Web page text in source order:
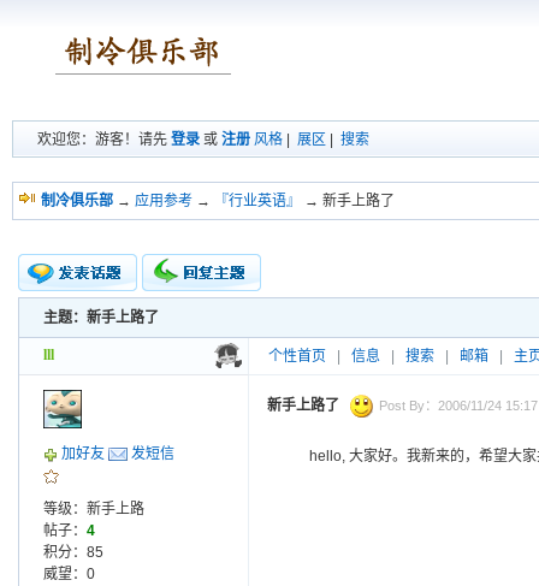
欢迎您：游客！请先 登录 或 注册 风格 展区 搜索
制冷俱乐部 → 应用参考 → 『行业英语』 → 新手上路了
新的主题
小字报
主题：新手上路了
lll 个性首页 信息 搜索 邮箱 主
加好友 发短信
等级：新手上路
帖子： 4
积分：85
威望：0
新手上路了 Post By：2006/11/24
hello, 大家好。我新来的，希望大